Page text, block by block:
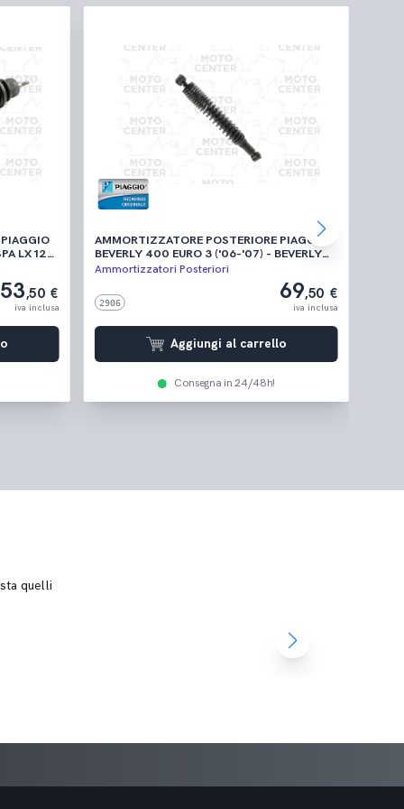
LX 125
53,50 €
iva inclusa
AMMORTIZZATORE POSTERIORE PIAGGIO
BEVERLY 400 EURO 3 ('06-'07) - BEVERLY
400 TOURER EURO3 ('08-'10) - BEVERLY
500 ('02-'06) - BEVERLY 500 EURO 3 ('06-
'08) - BEVERLY 500 CRUISER ('07-'12)
Ammortizzatori Posteriori
2906 69,50 €
iva inclusa
Aggiungi al carrello
Consegna in 24/48h!
quelli